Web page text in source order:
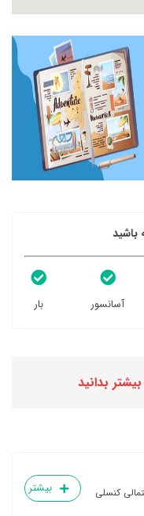
آسانسور بار
بدانید
کنسلی
بیشتر